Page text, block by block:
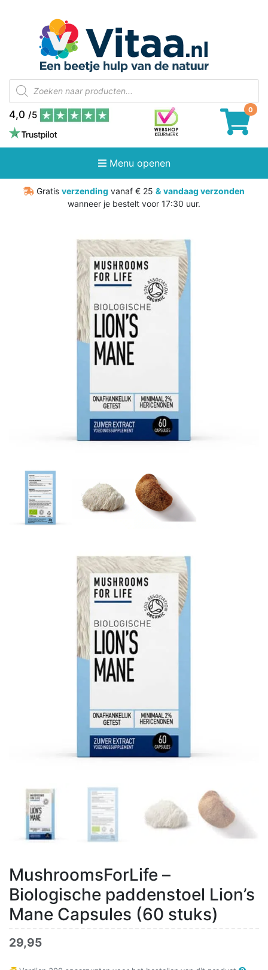
Producten
zoeken
4,0 /5
Menu openen
Gratis verzending vanaf € 25 & vandaag verzonden
wanneer je bestelt voor 17:30 uur.
MushroomsForLife –
Biologische paddenstoel Lion’s
Mane Capsules (60 stuks)
29,95